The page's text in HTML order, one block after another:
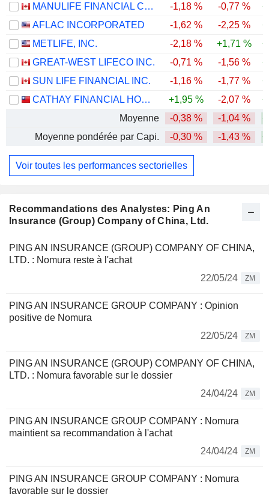
Recommandations des Analystes: Ping An
Insurance (Group) Company of China, Ltd.
PING AN INSURANCE (GROUP) COMPANY OF CHINA,
LTD. : Nomura reste à l'achat
22/05/24
ZM
PING AN INSURANCE GROUP COMPANY : Opinion
positive de Nomura
22/05/24
ZM
PING AN INSURANCE (GROUP) COMPANY OF CHINA,
LTD. : Nomura favorable sur le dossier
24/04/24
ZM
PING AN INSURANCE GROUP COMPANY : Nomura
maintient sa recommandation à l'achat
24/04/24
ZM
PING AN INSURANCE GROUP COMPANY : Nomura
favorable sur le dossier
MANULIFE FINANCIAL CORPORATION
-1,18 % -0,77 %
AFLAC INCORPORATED
-1,62 % -2,25 %
METLIFE, INC.
-2,18 % +1,71 %
GREAT-WEST LIFECO INC.
-0,71 % -1,56 %
SUN LIFE FINANCIAL INC.
-1,16 % -1,77 %
CATHAY FINANCIAL HOLDING CO., LTD.
+1,95 % -2,07 %
Moyenne
-0,38 % -1,04 %
Moyenne pondérée par Capi.
-0,30 % -1,43 %
Voir toutes les performances sectorielles